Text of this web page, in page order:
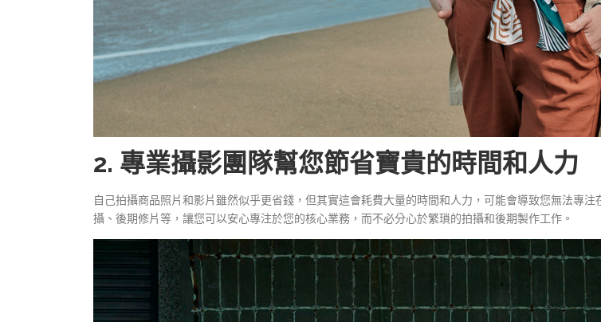
2. 專業攝影團隊幫您節省寶貴的時間和人力
自己拍攝商品照片和影片雖然似乎更省錢，但其實這會耗費大量的時間和人力，可能會導致您無法專
攝、後期修片等，讓您可以安心專注於您的核心業務，而不必分心於繁瑣的拍攝和後期製作工作。